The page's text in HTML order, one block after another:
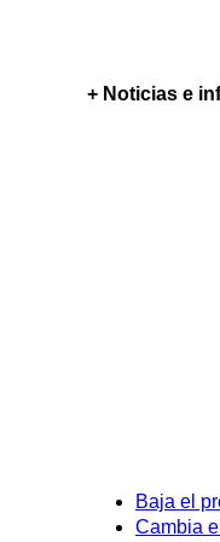
+ Noticias e
Baja el
Cambia